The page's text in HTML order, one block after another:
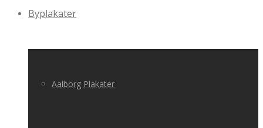
Byplakater
Aalborg Plakater